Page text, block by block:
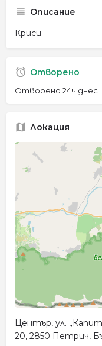
Описание
Криси
Отворено
Отворено 24ч днес
Локация
Център, ул.
20, 2850 Петрич,